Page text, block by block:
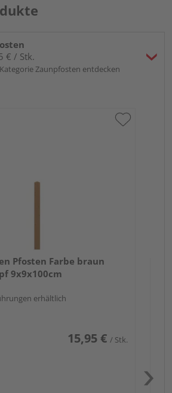
€ / Stk.
Zaunpfosten entdecken
Pfosten Farbe braun
9x9x100cm
erhältlich
15,95 € / Stk.